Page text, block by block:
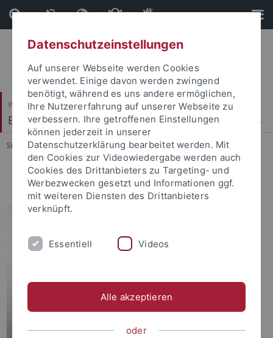
Direkt
zum
Inhalt
Direkt
zur
Fußleiste
Wirtschafts- und Sozialwissenschaftliche Fakultät
Econometrics, Statistics and Empirical Economics
Sie sind hier: Startseite ... Sylvia Bürger
Office hours
Datenschutzeinstellungen
Auf unserer Webseite werden Cookies
verwendet. Einige davon werden zwingend
benötigt, während es uns andere ermöglichen,
Ihre Nutzererfahrung auf unserer Webseite zu
verbessern. Ihre getroffenen Einstellungen
können jederzeit in unserer
Datenschutzerklärung bearbeitet werden. Mit
den Cookies zur Videowiedergabe werden auch
Cookies des Drittanbieters zu Targeting- und
Werbezwecken gesetzt und Informationen ggf.
mit weiteren Diensten des Drittanbieters
verknüpft.
Essentiell Videos
Alle akzeptieren
oder